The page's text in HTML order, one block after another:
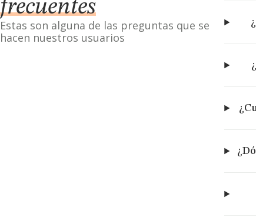
frecuentes
Estas son alguna de las preguntas que se
hacen nuestros usuarios